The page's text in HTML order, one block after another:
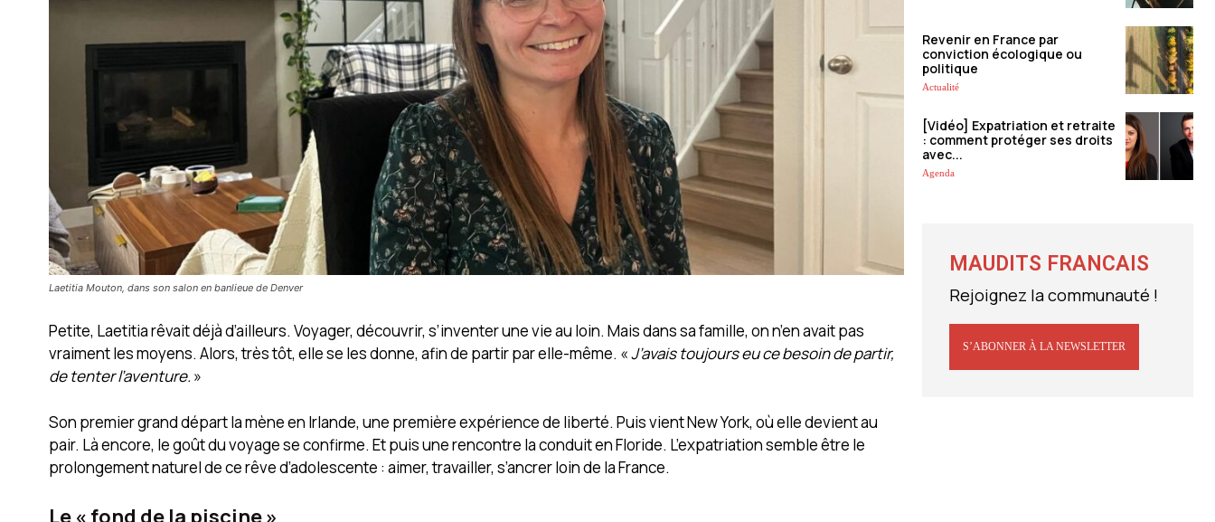
Laetitia Mouton, dans son salon en banlieue de Denver
Petite, Laetitia rêvait déjà d’ailleurs. Voyager, découvrir, s’inventer une vie au loin. Mais dans sa famille, on n’en avait pas
vraiment les moyens. Alors, très tôt, elle se les donne, afin de partir par elle-même. «J’avais toujours eu ce besoin de partir,
de tenter l’aventure. »
Son premier grand départ la mène en Irlande, une première expérience de liberté. Puis vient New York, où elle devient au
pair. Là encore, le goût du voyage se confirme. Et puis une rencontre la conduit en Floride. L’expatriation semble être le
prolongement naturel de ce rêve d’adolescente : aimer, travailler, s’ancrer loin de la France.
Le « fond de la piscine »
Revenir en France par
conviction écologique ou
politique
Actualité
[Vidéo] Expatriation et retraite
: comment protéger ses droits
avec...
Agenda
MAUDITS FRANCAIS
Rejoignez la communauté !
S’ABONNER À LA NEWSLETTER